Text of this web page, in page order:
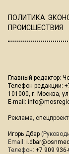
ПОЛИТИКА
ПРОИСШЕСТВИЯ
Главный редактор:
Телефон редакции:
101000, г. Москва,
E-mail:
Реклама,
Игорь Дбар
Email:
Телефон: +7 909 936-